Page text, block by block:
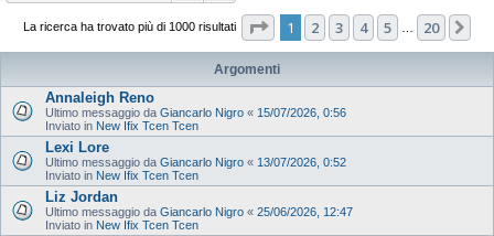
La ricerca ha trovato più di 1000 risultati Pagina di 20
1 2 3 4 5 20
Argomenti
Annaleigh Reno
Ultimo messaggio da Giancarlo Nigro « 15/07/2026, 0:56
Inviato in New Ifix Tcen Tcen
Lexi Lore
Ultimo messaggio da Giancarlo Nigro « 13/07/2026, 0:52
Inviato in New Ifix Tcen Tcen
Liz Jordan
Ultimo messaggio da Giancarlo Nigro « 25/06/2026, 12:47
Inviato in New Ifix Tcen Tcen